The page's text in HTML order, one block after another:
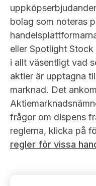
bolag som noteras
eller Spotlight
i allt väsentligt vad
aktier är upptagna
marknad. Det
frågor om dispens
reglerna, klicka på
regler för vissa